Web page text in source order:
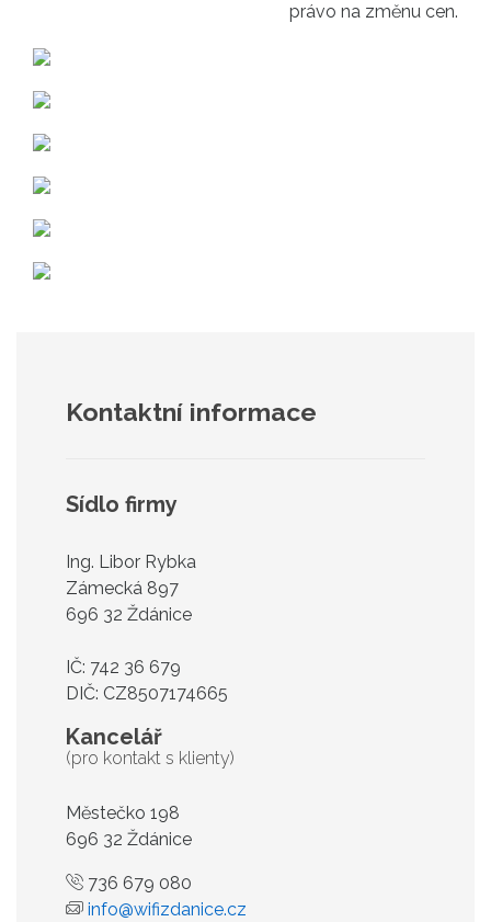
právo na změnu cen.
Kontaktní informace
Sídlo firmy
Ing. Libor Rybka
Zámecká 897
696 32 Ždánice
IČ: 742 36 679
DIČ: CZ8507174665
Kancelář
(pro kontakt s klienty)
Městečko 198
696 32 Ždánice
736 679 080
info@wifizdanice.cz